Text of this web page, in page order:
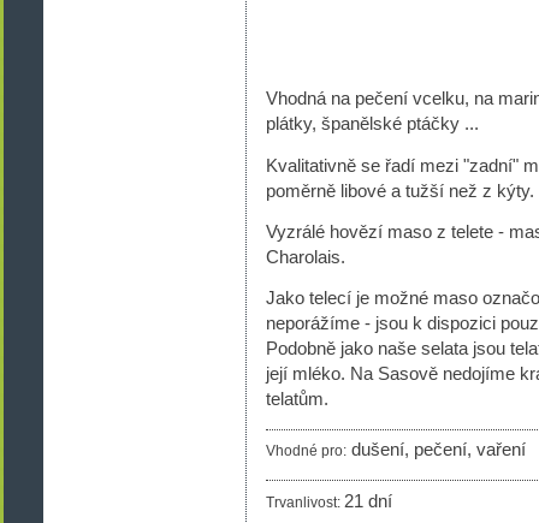
Vhodná na pečení vcelku, na
plátky, španělské ptáčky ...
Kvalitativně se řadí mezi "zadní"
poměrně libové a tužší než z kýty.
Vyzrálé hovězí maso z telete -
Charolais.
Jako telecí je možné maso
neporážíme - jsou k dispozici
Podobně jako naše selata jsou
její mléko. Na Sasově nedojíme
telatům.
Vhodné pro: dušení, pečení, vaření
Trvanlivost: 21 dní